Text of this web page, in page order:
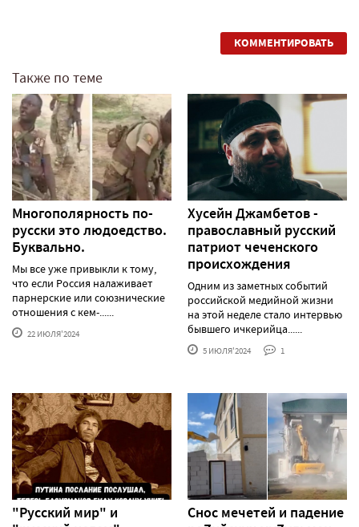
КОММЕНТИРОВАТЬ
Также по теме
Многополярность по-
русски это людоедство.
Буквально.
Мы все уже привыкли к тому,
что если Россия налаживает
парнерские или союзнические
отношения с кем-......
22 ИЮЛЯ'2024
Хусейн Джамбетов -
православный русский
патриот чеченского
происхождения
Одним из заметных событий
российской медийной жизни
на этой неделе стало интервью
бывшего ичкерийца......
5 ИЮЛЯ'2024 1
"Русский мир" и
Снос мечетей и падение